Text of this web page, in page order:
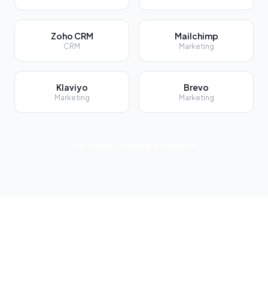
Zoho CRM
CRM
Mailchimp
Marketing
Klaviyo
Marketing
Brevo
Marketing